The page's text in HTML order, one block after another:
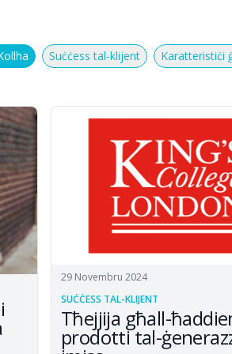
Suċċess tal-klijent Karatteristiċi
29 Novembru 2024
SUĊĊESS TAL-KLIJENT
Tħejjija għall-
prodotti tal-